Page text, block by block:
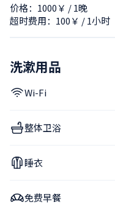
价格：1000￥ / 1晚
超时费用：100￥ / 1小时
洗漱用品
Wi-Fi
整体卫浴
睡衣
免费早餐